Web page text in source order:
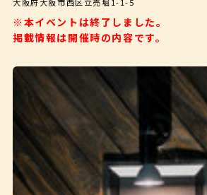
店舗/プレス向け
※本イベントは終了しました。
掲載情報は開催時の内容です。